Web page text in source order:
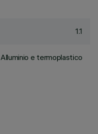
1.1
Alluminio e termoplastico